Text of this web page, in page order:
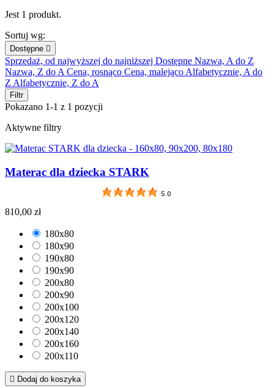
Jest 1 produkt.
Sortuj wg:
Dostępne 
Sprzedaż, od najwyższej do najniższej Dostępne Nazwa, A do Z
Nazwa, Z do ACena, rosnąco Cena, malejącoAlfabetycznie, A do
Z Alfabetycznie, Z do A
Filtr
Pokazano 1-1 z 1 pozycji
Aktywne filtry
Materac dla dziecka STARK
5.0
810,00 zł
180x80
180x90
190x80
190x90
200x80
200x90
200x100
200x120
200x140
200x160
200x110
 Dodaj do koszyka